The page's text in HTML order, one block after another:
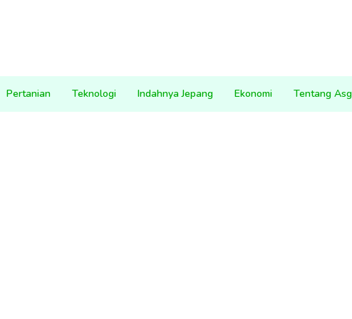
Pertanian Teknologi Indahnya Jepang Ekonomi Tentang